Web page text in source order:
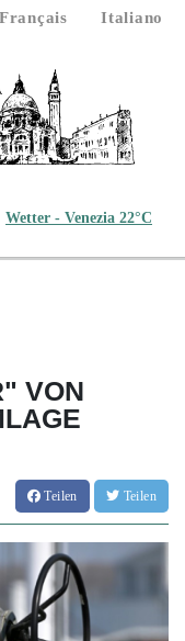
Français
Italiano
Wetter - Venezia 22°C
VON
Teilen Teilen